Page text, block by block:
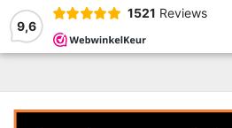
9,6
1521 Reviews